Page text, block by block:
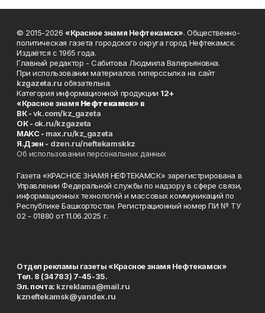
© 2015-2026 «Красное знамя Нефтекамск». Общественно-
политическая газета городского округа город Нефтекамск.
Издаётся с 1965 года.
Главный редактор - Сабитова Людмила Валерьяновна.
При использовании материалов гиперссылка на сайт
kzgazeta.ru обязательна.
Категория информационной продукции 12+
«Красное знамя Нефтекамск» в
ВК -vk.com/kz_gazeta
ОК - ok.ru/kzgazeta
MAKC - max.ru/kz_gazeta
Я.Дзен - dzen.ru/neftekamskkz
Об использовании персональных данных
Газета «КРАСНОЕ ЗНАМЯ НЕФТЕКАМСК» зарегистрирована в
Управлении Федеральной службы по надзору в сфере связи,
информационных технологий и массовых коммуникаций по
Республике Башкортостан. Регистрационный номер ПИ № ТУ
02 - 01880 от 11.06.2025 г.
Отдел рекламы газеты «Красное знамя Нефтекамск»
Тел. 8 (34783) 7-45-35.
Эл. почта: kzreklama@mail.ru
kzneftekamsk@yandex.ru